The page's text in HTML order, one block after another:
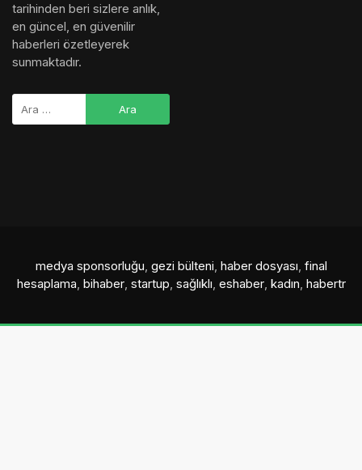
tarihinden beri sizlere anlık,
en güncel, en güvenilir
haberleri özetleyerek
sunmaktadır.
medya sponsorluğu, gezi bülteni, haber dosyası, final
hesaplama, bihaber, startup, sağlıklı, eshaber, kadın, habertr